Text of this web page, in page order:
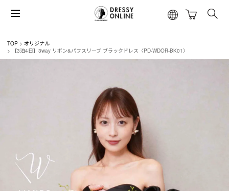
TOP
オリジナル
【3泊4日】3way リボン&パフスリーブ ブラックドレス〈PD-WDOR-BK01〉